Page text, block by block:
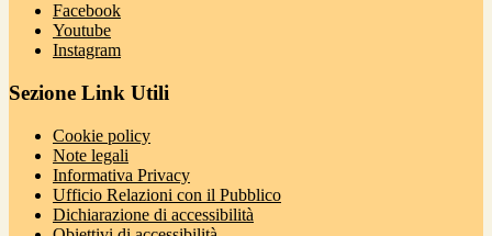
Facebook
Youtube
Instagram
Sezione Link Utili
Cookie policy
Note legali
Informativa Privacy
Ufficio Relazioni con il Pubblico
Dichiarazione di accessibilità